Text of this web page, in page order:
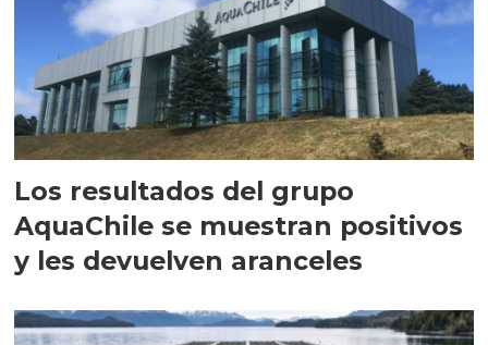
Los resultados del grupo
AquaChile se muestran positivos
y les devuelven aranceles